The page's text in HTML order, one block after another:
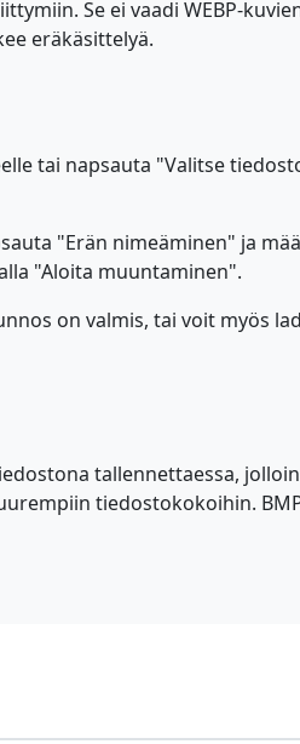
Se ei vaadi WEBP-
eräkäsittelyä.
tai napsauta "Valitse
"Erän nimeäminen" ja
"Aloita muuntaminen".
on valmis, tai voit myös
tallennettaessa,
tiedostokokoihin.